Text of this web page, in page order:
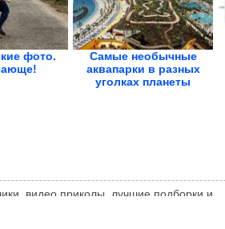
фото.
Самые необычные
аквапарки в разных
уголках планеты
видео приколы, лучшие подборки и